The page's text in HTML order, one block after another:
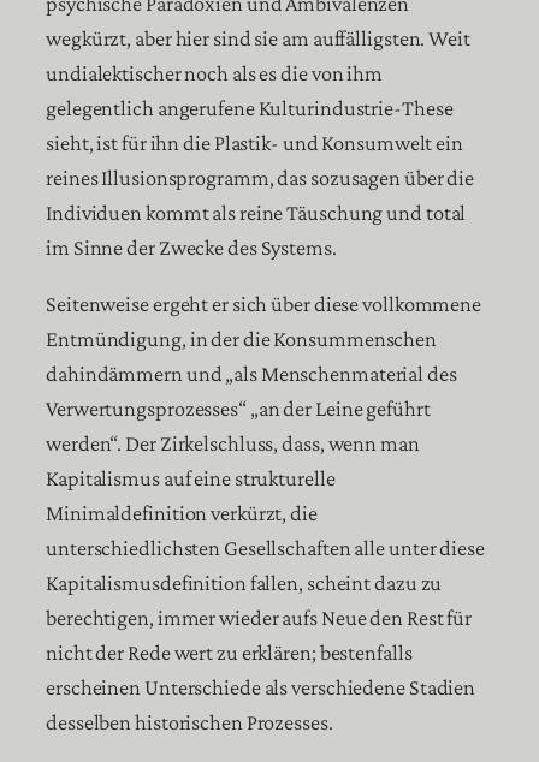
wegkürzt, aber hier sind sie am auffälligsten. Weit
undialektischer noch als es die von ihm
gelegentlich angerufene Kulturindustrie-These
sieht, ist für ihn die Plastik- und Konsumwelt ein
reines Illusionsprogramm, das sozusagen über die
Individuen kommt als reine Täuschung und total
im Sinne der Zwecke des Systems.
Seitenweise ergeht er sich über diese vollkommene
Entmündigung, in der die Konsummenschen
dahindämmern und „als Menschenmaterial des
Verwertungsprozesses“ „an der Leine geführt
werden“. Der Zirkelschluss, dass, wenn man
Kapitalismus auf eine strukturelle
Minimaldefinition verkürzt, die
unterschiedlichsten Gesellschaften alle unter diese
Kapitalismusdefinition fallen, scheint dazu zu
berechtigen, immer wieder aufs Neue den Rest für
nicht der Rede wert zu erklären; bestenfalls
erscheinen Unterschiede als verschiedene Stadien
desselben historischen Prozesses.